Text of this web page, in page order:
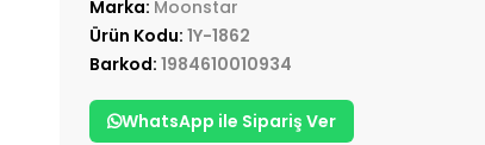
Marka: Moonstar
Ürün Kodu: 1Y-1862
Barkod: 1984610010934
WhatsApp ile Sipariş Ver